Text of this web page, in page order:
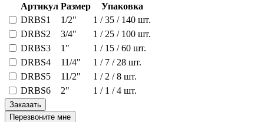
Артикул Размер
Упаковка
DRBS1
1/2"
1 / 35 / 140 шт.
DRBS2
3/4"
1 / 25 / 100 шт.
DRBS3
1"
1 / 15 / 60 шт.
DRBS4
11/4"
1 / 7 / 28 шт.
DRBS5
11/2"
1 / 2 / 8 шт.
DRBS6
2" 1 / 1 / 4 шт.
Заказать
Перезвоните мне